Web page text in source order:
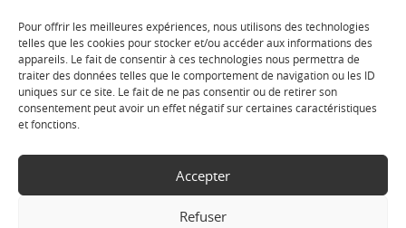
Pour offrir les meilleures expériences, nous utilisons des technologies
telles que les cookies pour stocker et/ou accéder aux informations des
appareils. Le fait de consentir à ces technologies nous permettra de
traiter des données telles que le comportement de navigation ou les ID
uniques sur ce site. Le fait de ne pas consentir ou de retirer son
consentement peut avoir un effet négatif sur certaines caractéristiques
et fonctions.
Accepter
Refuser
Le plan du site